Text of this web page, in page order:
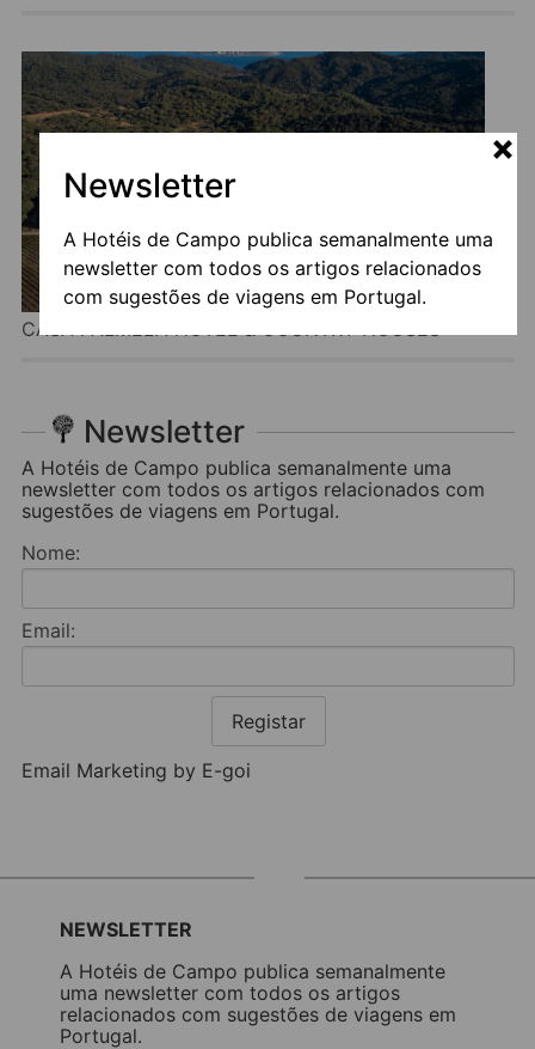
Newsletter
A Hotéis de Campo publica semanalmente uma
newsletter com todos os artigos relacionados
com sugestões de viagens em Portugal.
CASA PALMELA HOTEL & COUNTRY HOUSES
Newsletter
A Hotéis de Campo publica semanalmente uma
newsletter com todos os artigos relacionados com
sugestões de viagens em Portugal.
Nome:
Email:
Registar
Email Marketing by E-goi
NEWSLETTER
A Hotéis de Campo publica semanalmente
uma newsletter com todos os artigos
relacionados com sugestões de viagens em
Portugal.